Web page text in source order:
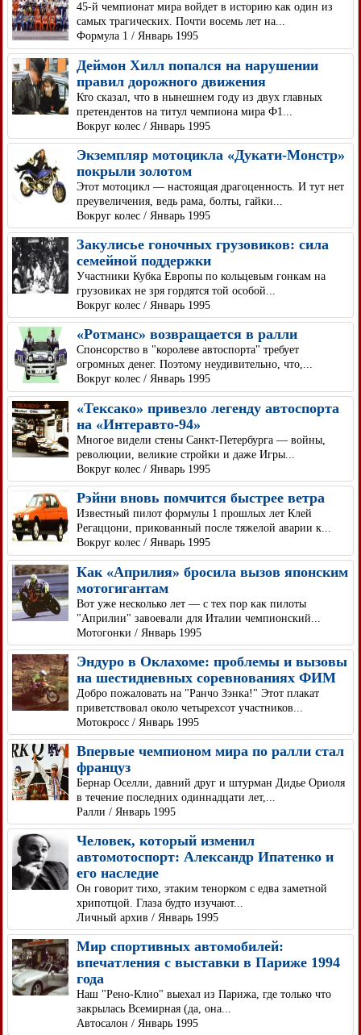
45-й чемпионат мира войдет в историю как один из
самых трагических. Почти восемь лет на...
Формула 1 / Январь 1995
Деймон Хилл попался на нарушении
правил дорожного движения
Кто сказал, что в нынешнем году из двух главных
претендентов на титул чемпиона мира Ф1...
Вокруг колес / Январь 1995
Экземпляр мотоцикла «Дукати-Монстр»
покрыли золотом
Этот мотоцикл — настоящая драгоценность. И тут нет
преувеличения, ведь рама, болты, гайки...
Вокруг колес / Январь 1995
Закулисье гоночных грузовиков: сила
семейной поддержки
Участники Кубка Европы по кольцевым гонкам на
грузовиках не зря гордятся той особой...
Вокруг колес / Январь 1995
«Ротманс» возвращается в ралли
Спонсорство в "королеве автоспорта" требует
огромных денег. Поэтому неудивительно, что,...
Вокруг колес / Январь 1995
«Тексако» привезло легенду автоспорта
на «Интеравто-94»
Многое видели стены Санкт-Петербурга — войны,
революции, великие стройки и даже Игры...
Вокруг колес / Январь 1995
Рэйни вновь помчится быстрее ветра
Известный пилот формулы 1 прошлых лет Клей
Регаццони, прикованный после тяжелой аварии к...
Вокруг колес / Январь 1995
Как «Априлия» бросила вызов японским
мотогигантам
Вот уже несколько лет — с тех пор как пилоты
"Априлии" завоевали для Италии чемпионский...
Мотогонки / Январь 1995
Эндуро в Оклахоме: проблемы и вызовы
на шестидневных соревнованиях ФИМ
Добро пожаловать на "Ранчо Зэнка!" Этот плакат
приветствовал около четырехсот участников...
Мотокросс / Январь 1995
Впервые чемпионом мира по ралли стал
француз
Бернар Оселли, давний друг и штурман Дидье Ориоля
в течение последних одиннадцати лет,...
Ралли / Январь 1995
Человек, который изменил
автомотоспорт: Александр Ипатенко и
его наследие
Он говорит тихо, этаким тенорком с едва заметной
хрипотцой. Глаза будто изучают...
Личный архив / Январь 1995
Мир спортивных автомобилей:
впечатления с выставки в Париже 1994
года
Наш "Рено-Клио" выехал из Парижа, где только что
закрылась Всемирная (да, она...
Автосалон / Январь 1995